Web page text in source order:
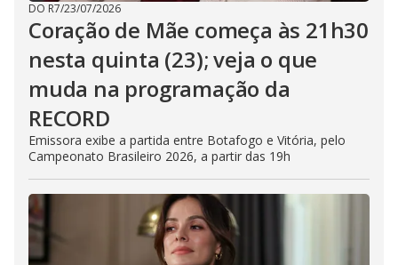
DO R7/23/07/2026
Coração de Mãe começa às 21h30
nesta quinta (23); veja o que
muda na programação da
RECORD
Emissora exibe a partida entre Botafogo e Vitória, pelo
Campeonato Brasileiro 2026, a partir das 19h